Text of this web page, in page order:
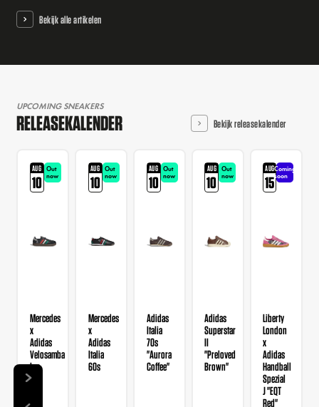
Bekijk alle artikelen
UPCOMING SNEAKERS
RELEASEKALENDER Bekijk releasekalender
AUG
10
Out
now
Mercedes
x
Adidas
Velosamba
Lea
AUG
10
Out
now
Mercedes
x
Adidas
Italia
60s
AUG
10
Out
now
Adidas
Italia
70s
"Aurora
Coffee"
AUG
10
Out
now
Adidas
Superstar
II
"Preloved
Brown"
AUG
15
Coming
soon
Liberty
London
x
Adidas
Handball
Spezial
J "EQT
Red"